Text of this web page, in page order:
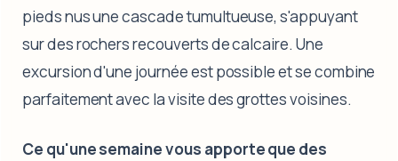
pieds nus une cascade tumultueuse, s'appuyant
sur des rochers recouverts de calcaire. Une
excursion d'une journée est possible et se combine
parfaitement avec la visite des grottes voisines.
Ce qu'une semaine vous apporte que des